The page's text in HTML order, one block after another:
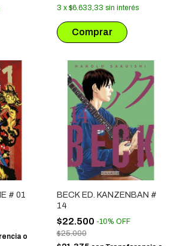
3 x $6.633,33 sin interés
# 01
o
BECK ED. KANZENBAN #
14
$22.500 -10% OFF
$25.000